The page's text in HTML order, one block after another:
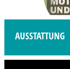
AUSSTATTUNG